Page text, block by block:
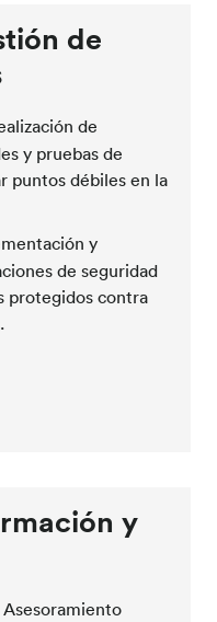
de
de
y pruebas de
puntos débiles en la
y
de seguridad
protegidos contra
y
Asesoramiento